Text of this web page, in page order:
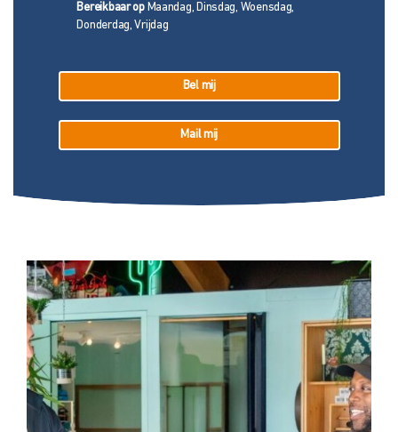
Bereikbaar opMaandag, Dinsdag, Woensdag,
Donderdag, Vrijdag
Bel mij
Mail mij